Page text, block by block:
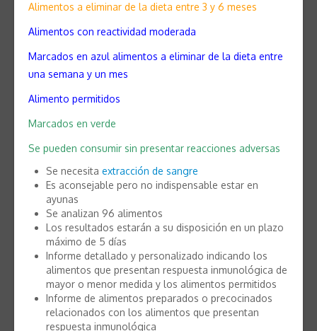
Alimentos a eliminar de la dieta entre 3 y 6 meses
Alimentos con reactividad moderada
Marcados en azul alimentos a eliminar de la dieta entre
una semana y un mes
Alimento permitidos
Marcados en verde
Se pueden consumir sin presentar reacciones adversas
Se necesita extracción de sangre
Es aconsejable pero no indispensable estar en
ayunas
Se analizan 96 alimentos
Los resultados estarán a su disposición en un plazo
máximo de 5 días
Informe detallado y personalizado indicando los
alimentos que presentan respuesta inmunológica de
mayor o menor medida y los alimentos permitidos
Informe de alimentos preparados o precocinados
relacionados con los alimentos que presentan
respuesta inmunológica